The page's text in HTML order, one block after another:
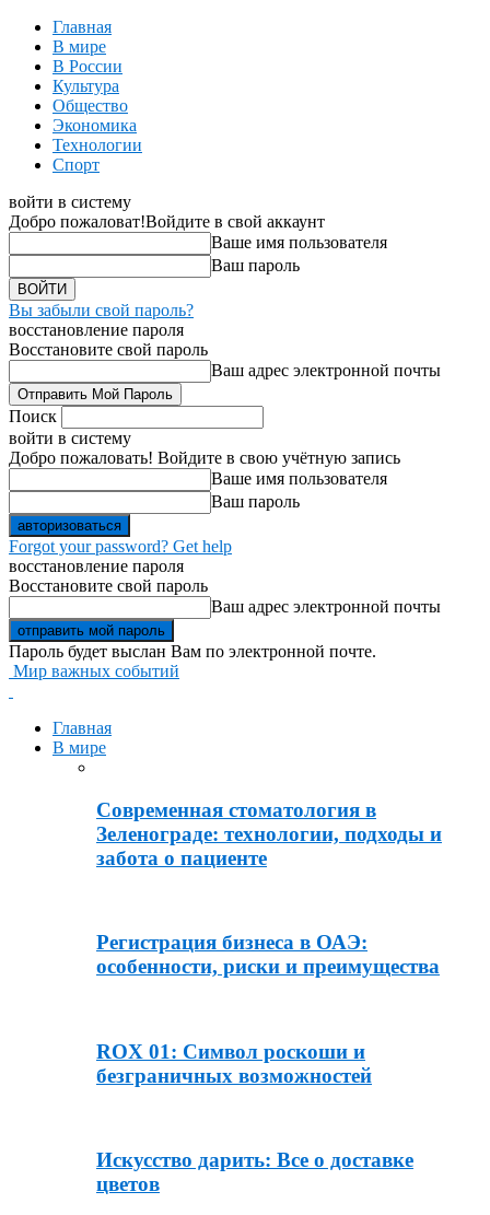
Главная
В мире
В России
Культура
Общество
Экономика
Технологии
Спорт
войти в систему
Добро пожаловат!Войдите в свой аккаунт
Ваше имя пользователя
Ваш пароль
Вы забыли свой пароль?
восстановление пароля
Восстановите свой пароль
Ваш адрес электронной почты
Поиск
войти в систему
Добро пожаловать! Войдите в свою учётную запись
Ваше имя пользователя
Ваш пароль
Forgot your password? Get help
восстановление пароля
Восстановите свой пароль
Ваш адрес электронной почты
Пароль будет выслан Вам по электронной почте.
Мир важных событий
Главная
В мире
Современная стоматология в
Зеленограде: технологии, подходы и
забота о пациенте
Регистрация бизнеса в ОАЭ:
особенности, риски и преимущества
ROX 01: Символ роскоши и
безграничных возможностей
Искусство дарить: Все о доставке
цветов